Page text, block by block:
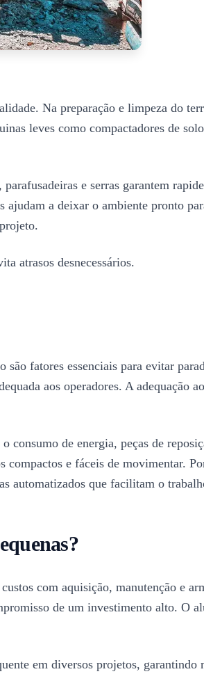
Na preparação e limpeza do
leves como compactadores de
e serras garantem
a deixar o ambiente pronto
atrasos desnecessários.
fatores essenciais para evitar
aos operadores. A adequação
consumo de energia, peças de
e fáceis de movimentar.
automatizados que facilitam o
com aquisição, manutenção e
de um investimento alto. O
em diversos projetos,